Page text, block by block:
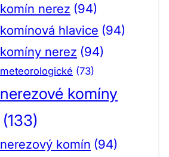
komín nerez (94)
komínová hlavice (94)
komíny nerez (94)
meteorologické (73)
nerezové komíny
(133)
nerezový komín (94)